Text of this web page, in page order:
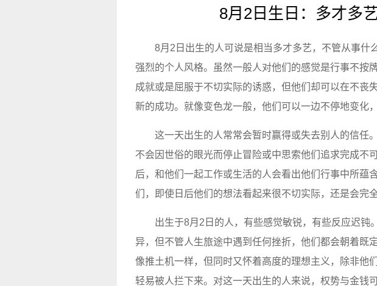
8月2日生日：多才多
8月2日出生的人可说是相当多才多艺，不管从事什
强烈的个人风格。虽然一般人对他们的感觉是行事不按
成就或是屈服于不切实际的诱惑，但他们却可以在不丧
新的成功。就像变色龙一般，他们可以一边不停地变化
这一天出生的人常常会暂时赢得或失去别人的信任
不会因世俗的眼光而停止冒险或中思索他们追求完成不
后，和他们一起工作或生活的人会看出他们行事中所蕴
们，即使日后他们的想法看起来很不切实际，还是会完
出生于8月2日的人，有些感觉敏锐，有些反应迟钝
异，但不管人生旅途中遇到任何挫折，他们都会朝着既
像推土机一样，但同时又怀着高度的理想主义，除非他
轻易被人拦下来。对这一天出生的人来说，权势与金钱